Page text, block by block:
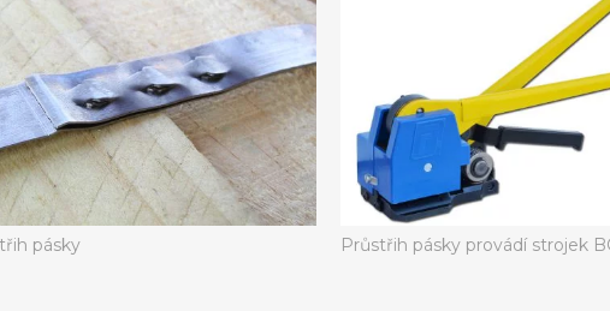
pásky Průstřih pásky provádí strojek